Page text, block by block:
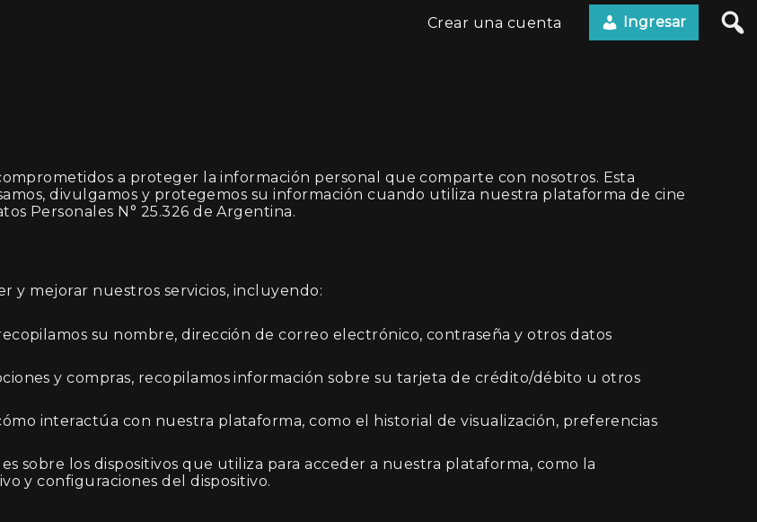
Crear una cuenta Ingresar
a proteger la información personal que comparte con nosotros. Esta
divulgamos y protegemos su información cuando utiliza nuestra plataforma de cine
Personales N° 25.326 de Argentina.
y mejorar nuestros servicios, incluyendo:
su nombre, dirección de correo electrónico, contraseña y otros datos
y compras, recopilamos información sobre su tarjeta de crédito/débito u otros
interactúa con nuestra plataforma, como el historial de visualización, preferencias
sobre los dispositivos que utiliza para acceder a nuestra plataforma, como la
y configuraciones del dispositivo.